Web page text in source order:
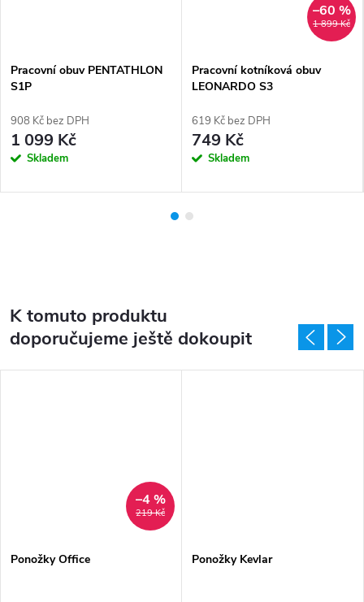
K tomuto produktu
doporučujeme ještě dokoupit
219 Kč
–4 %
Ponožky Office Ponožky Kevlar
Pracovní obuv PENTATHLON
S1P
908 Kč bez DPH
1 099 Kč
Skladem
1 899 Kč
–60 %
Pracovní kotníková obuv
LEONARDO S3
619 Kč bez DPH
749 Kč
Skladem